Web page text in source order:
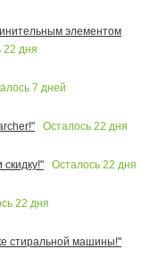
элементом
22 дня
7 дней
Осталось 22 дня
Осталось 22 дня
22 дня
стиральной машины!"